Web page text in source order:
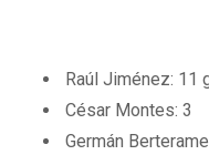
Raúl Jiménez: 11
César Montes: 3
Germán